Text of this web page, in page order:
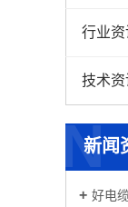
行业资
技术资
新闻
N
好电